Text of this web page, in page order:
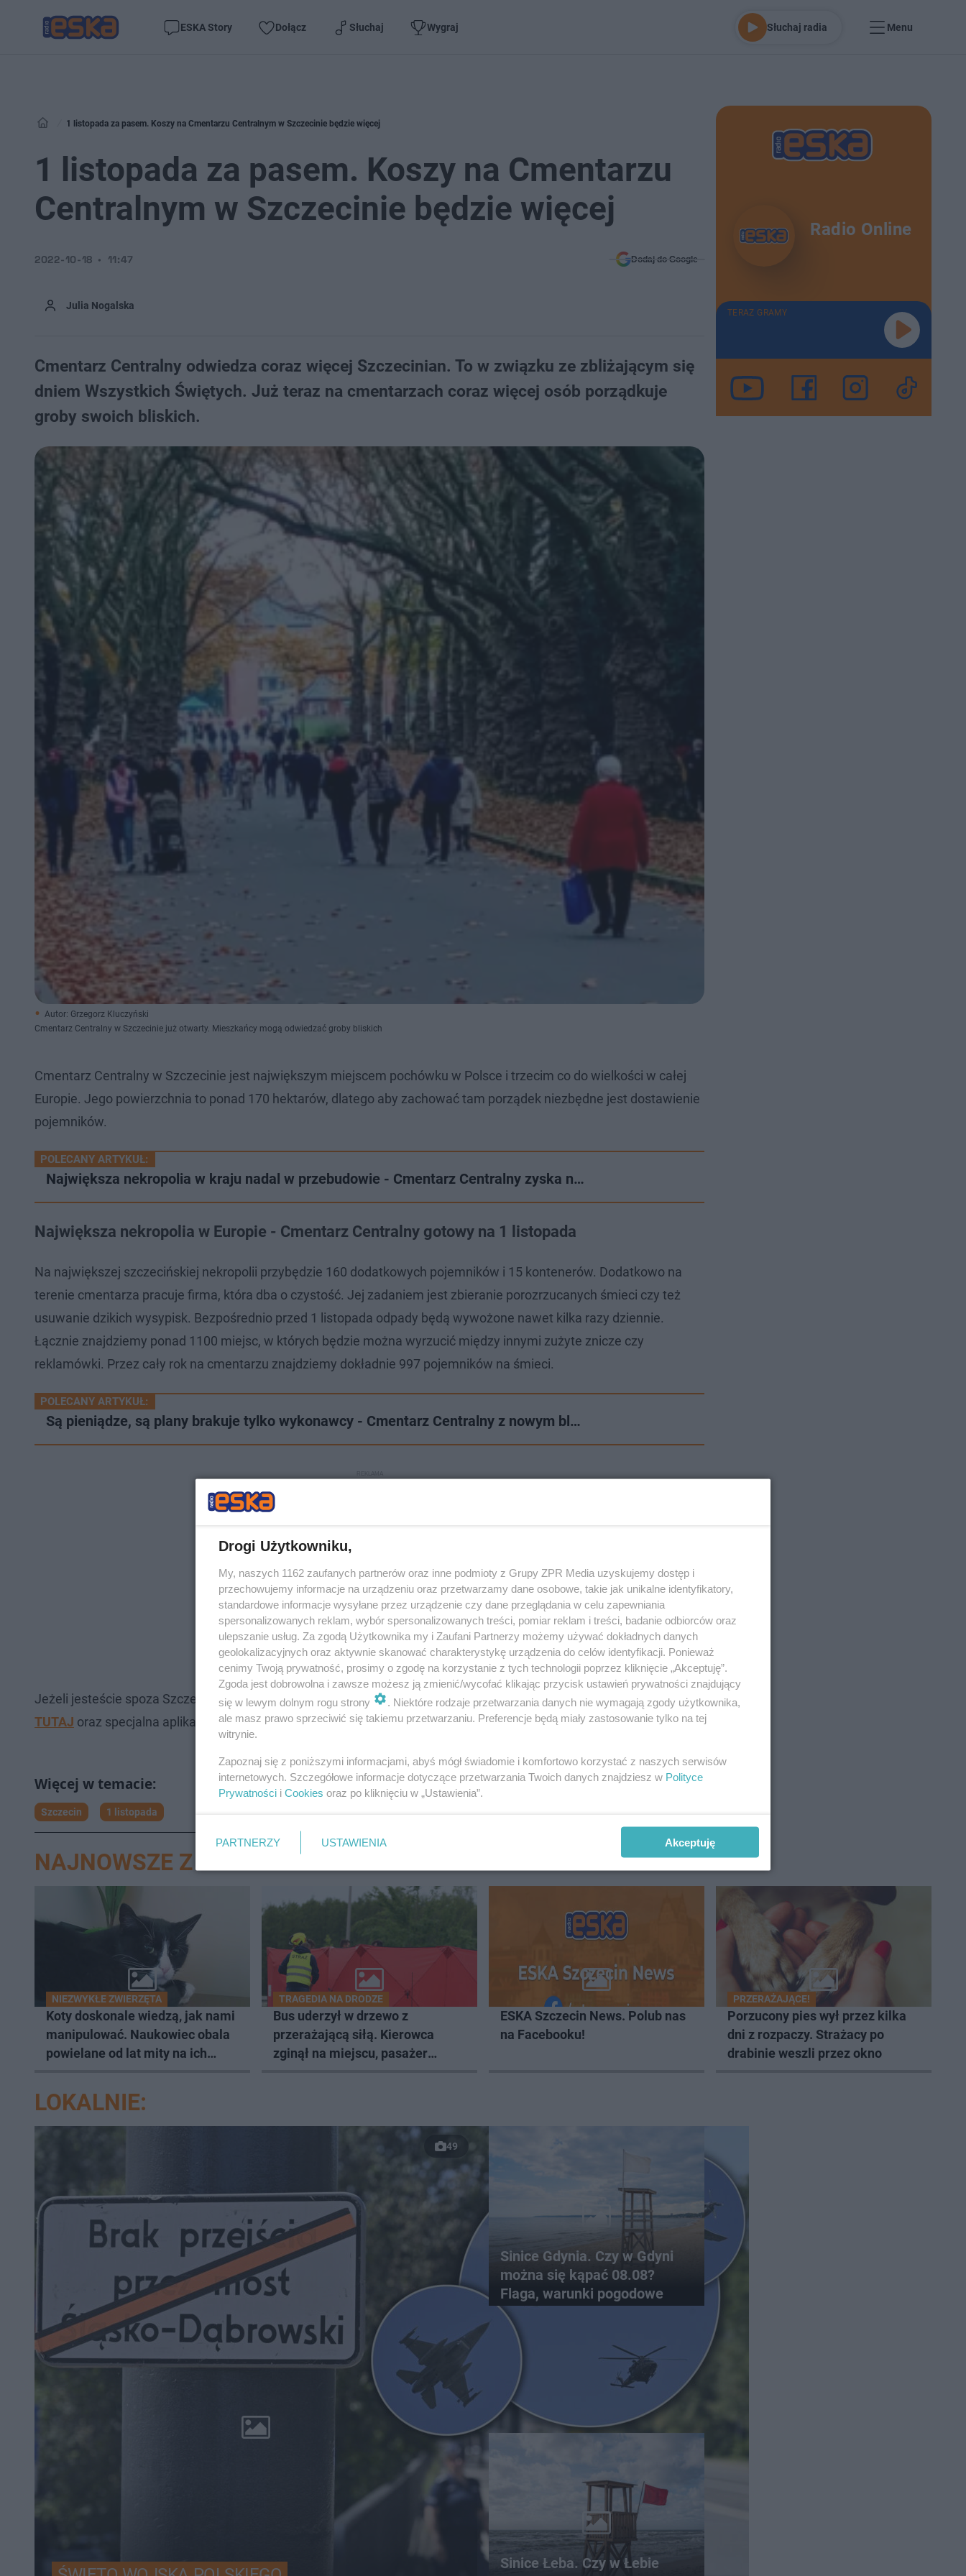
ESKA Story Dołącz Słuchaj Wygraj Słuchaj radia Menu
1 listopada za pasem. Koszy na Cmentarzu Centralnym w Szczecinie będzie więcej
1 listopada za pasem. Koszy na Cmentarzu
Centralnym w Szczecinie będzie więcej
Julia Nogalska
2022-10-18 11:47 Dodaj do Google
Cmentarz Centralny odwiedza coraz więcej Szczecinian. To w związku ze zbliżającym się
dniem Wszystkich Świętych. Już teraz na cmentarzach coraz więcej osób porządkuje
groby swoich bliskich.
Autor: Grzegorz Kluczyński
Cmentarz Centralny w Szczecinie już otwarty. Mieszkańcy mogą odwiedzać groby bliskich
Cmentarz Centralny w Szczecinie jest największym miejscem pochówku w Polsce i trzecim co do wielkości w całej
Europie. Jego powierzchnia to ponad 170 hektarów, dlatego aby zachować tam porządek niezbędne jest dostawienie
pojemników.
POLECANY ARTYKUŁ:
​Największa nekropolia w kraju nadal w przebudowie - Cmentarz Centralny zyska n…
Największa nekropolia w Europie - Cmentarz Centralny gotowy na 1 listopada
Na największej szczecińskiej nekropolii przybędzie 160 dodatkowych pojemników i 15 kontenerów. Dodatkowo na
terenie cmentarza pracuje firma, która dba o czystość. Jej zadaniem jest zbieranie porozrzucanych śmieci czy też
usuwanie dzikich wysypisk. Bezpośrednio przed 1 listopada odpady będą wywożone nawet kilka razy dziennie.
Łącznie znajdziemy ponad 1100 miejsc, w których będzie można wyrzucić między innymi zużyte znicze czy
reklamówki. Przez cały rok na cmentarzu znajdziemy dokładnie 997 pojemników na śmieci.
POLECANY ARTYKUŁ:
​Są pieniądze, są plany brakuje tylko wykonawcy - Cmentarz Centralny z nowym bl…
Jeżeli jesteście spoza Szczecina, znalezienie grobu ułatwi Wam wyszukiwarka miejsca pochówku, którą znajdziecie
TUTAJ oraz specjalna aplikacja "Szczecińskie Cmentarze".
Szczecin 1 listopada
Radio Online
TERAZ GRAMY
NAJNOWSZE Z DZIAŁU SZCZECIN
NIEZWYKŁE ZWIERZĘTA
Koty doskonale wiedzą, jak nami
manipulować. Naukowiec obala
powielane od lat mity na ich
TRAGEDIA NA DRODZE
Bus uderzył w drzewo z
przerażającą siłą. Kierowca
zginął na miejscu, pasażer
ESKA Szczecin News. Polub nas
na Facebooku!
PRZERAŻAJĄCE!
Porzucony pies wył przez kilka
dni z rozpaczy. Strażacy po
drabinie weszli przez okno
LOKALNIE:
49
Sinice Gdynia. Czy w Gdyni
można się kąpać 08.08?
Flaga, warunki pogodowe
Sinice Łeba. Czy w Łebie
Drogi Użytkowniku,
My, naszych 1162 zaufanych partnerów oraz inne podmioty z Grupy ZPR Media uzyskujemy dostęp i
przechowujemy informacje na urządzeniu oraz przetwarzamy dane osobowe, takie jak unikalne identyfikatory,
standardowe informacje wysyłane przez urządzenie czy dane przeglądania w celu zapewniania
spersonalizowanych reklam, wybór spersonalizowanych treści, pomiar reklam i treści, badanie odbiorców oraz
ulepszanie usług. Za zgodą Użytkownika my i Zaufani Partnerzy możemy używać dokładnych danych
geolokalizacyjnych oraz aktywnie skanować charakterystykę urządzenia do celów identyfikacji. Ponieważ
cenimy Twoją prywatność, prosimy o zgodę na korzystanie z tych technologii poprzez kliknięcie „Akceptuję”.
Zgoda jest dobrowolna i zawsze możesz ją zmienić/wycofać klikając przycisk ustawień prywatności znajdujący
się w lewym dolnym rogu strony
. Niektóre rodzaje przetwarzania danych nie wymagają zgody użytkownika,
ale masz prawo sprzeciwić się takiemu przetwarzaniu. Preferencje będą miały zastosowanie tylko na tej
witrynie.
Zapoznaj się z poniższymi informacjami, abyś mógł świadomie i komfortowo korzystać z naszych serwisów
internetowych. Szczegółowe informacje dotyczące przetwarzania Twoich danych znajdziesz w Polityce
Prywatności i Cookies oraz po kliknięciu w „Ustawienia”.
PARTNERZY USTAWIENIA Akceptuję